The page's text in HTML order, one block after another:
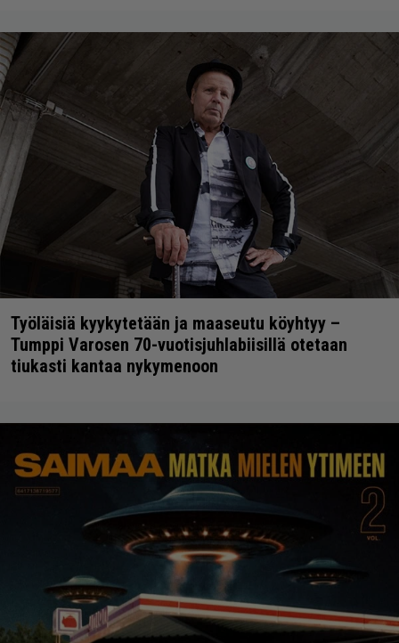
Työläisiä kyykytetään ja maaseutu köyhtyy –
Tumppi Varosen 70-vuotisjuhlabiisillä otetaan
tiukasti kantaa nykymenoon